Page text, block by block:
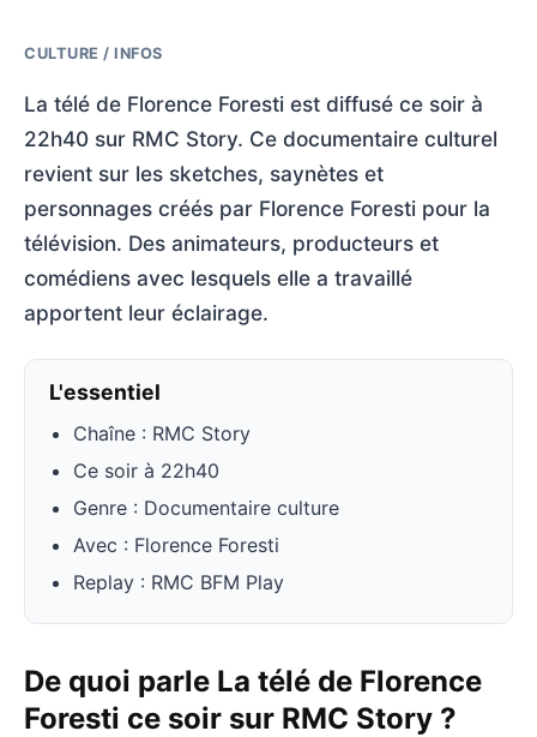
CULTURE / INFOS
La télé de Florence Foresti est diffusé ce soir à
22h40 sur RMC Story. Ce documentaire culturel
revient sur les sketches, saynètes et
personnages créés par Florence Foresti pour la
télévision. Des animateurs, producteurs et
comédiens avec lesquels elle a travaillé
apportent leur éclairage.
L'essentiel
Chaîne : RMC Story
Ce soir à 22h40
Genre : Documentaire culture
Avec : Florence Foresti
Replay : RMC BFM Play
De quoi parle La télé de Florence
Foresti ce soir sur RMC Story ?